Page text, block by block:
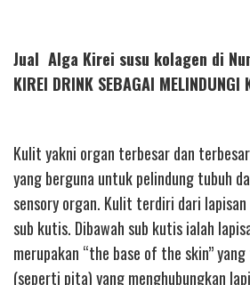
Jual Alga Kirei susu kolagen di
KIREI DRINK SEBAGAI MELINDUNGI
Kulit yakni organ terbesar dan
yang berguna untuk pelindung tubuh
sensory organ. Kulit terdiri dari lapisan
sub kutis. Dibawah sub kutis ialah
merupakan “the base of the skin”
(seperti pita) yang menghubungkan